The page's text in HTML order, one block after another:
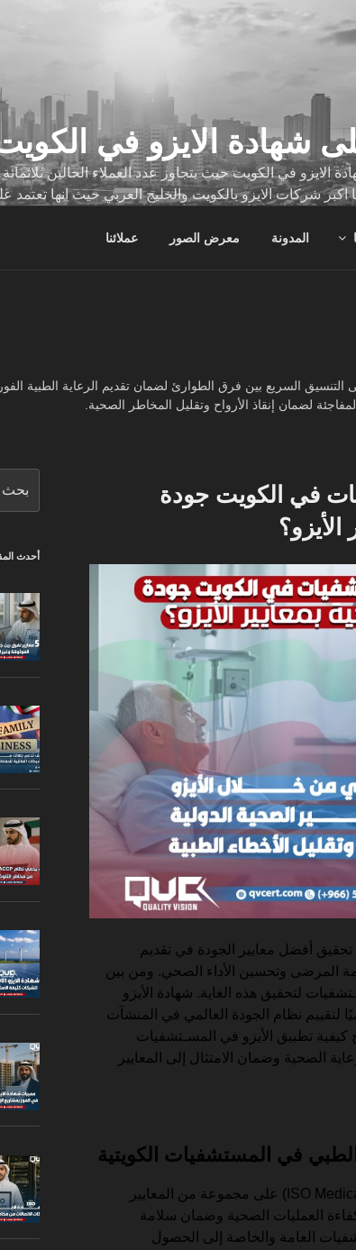
شهادة الايزو في
الايزو في الكويت حيث يتجاوز عدد العملاء الحالين
اكبر شركات الايزو بالكويت والخليج العربي حيث انها
المدونة معرض الصور عملائنا
التنسيق السريع بين فرق الطوارئ لضمان تقديم الرعاية الطبية
لضمان إنقاذ الأرواح وتقليل المخاطر الصحية.
في الكويت جودة
الأيزو؟
أفضل معايير الجودة في تقديم
المرضى وتحسين الأداء الصحي. ومن بين
لتحقيق هذه الغاية. شهادة الأيزو
لتقييم نظام الجودة العالمي في المنشآت
كيفية تطبيق الأيزو في المسـتشفيات
الصحية وضمان الامتثال إلى المعايير
في المستشفيات الكويتية
يعتمد نظام الأيزو الطبي (ISO Medical System) على مجموعة من المعايير
العمليات الصحية وضمان سلامة
العامة والخاصة إلى الحصول
عن:
أحدث